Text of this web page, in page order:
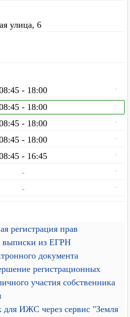
улица, 6
- 18:00 -
- 18:00 -
- 18:00 -
- 18:00 -
- 16:45 -
- -
- -
регистрация прав
выписки из ЕГРН
документа
регистрационных
участия собственника
для ИЖС через сервис "Земля